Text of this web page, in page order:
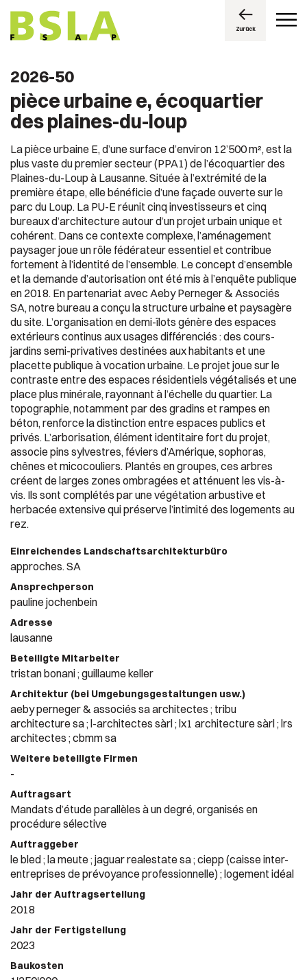
Zurück
2026-50
pièce urbaine e, écoquartier
des plaines-du-loup
La pièce urbaine E, d’une surface d’environ 12’500 m², est la
plus vaste du premier secteur (PPA1) de l’écoquartier des
Plaines-du-Loup à Lausanne. Située à l’extrémité de la
première étape, elle bénéficie d’une façade ouverte sur le
parc du Loup. La PU-E réunit cinq investisseurs et cinq
bureaux d’architecture autour d’un projet urbain unique et
cohérent. Dans ce contexte complexe, l’aménagement
paysager joue un rôle fédérateur essentiel et contribue
fortement à l’identité de l’ensemble. Le concept d’ensemble
et la demande d’autorisation ont été mis à l’enquête publique
en 2018. En partenariat avec Aeby Perneger & Associés
SA, notre bureau a conçu la structure urbaine et paysagère
du site. L’organisation en demi-îlots génère des espaces
extérieurs continus aux usages différenciés : des cours-
jardins semi-privatives destinées aux habitants et une
placette publique à vocation urbaine. Le projet joue sur le
contraste entre des espaces résidentiels végétalisés et une
place plus minérale, rayonnant à l’échelle du quartier. La
topographie, notamment par des gradins et rampes en
béton, renforce la distinction entre espaces publics et
privés. L’arborisation, élément identitaire fort du projet,
associe pins sylvestres, féviers d’Amérique, sophoras,
chênes et micocouliers. Plantés en groupes, ces arbres
créent de larges zones ombragées et atténuent les vis-à-
vis. Ils sont complétés par une végétation arbustive et
herbacée extensive qui préserve l’intimité des logements au
rez.
Einreichendes Landschaftsarchitekturbüro
approches. SA
Ansprechperson
pauline jochenbein
Adresse
lausanne
Beteiligte Mitarbeiter
tristan bonani ; guillaume keller
Architektur (bei Umgebungsgestaltungen usw.)
aeby perneger & associés sa architectes ; tribu
architecture sa ; l-architectes sàrl ; lx1 architecture sàrl ; lrs
architectes ; cbmm sa
Weitere beteiligte Firmen
-
Auftragsart
Mandats d’étude parallèles à un degré, organisés en
procédure sélective
Auftraggeber
le bled ; la meute ; jaguar realestate sa ; ciepp (caisse inter-
entreprises de prévoyance professionnelle) ; logement idéal
Jahr der Auftragserteilung
2018
Jahr der Fertigstellung
2023
Baukosten